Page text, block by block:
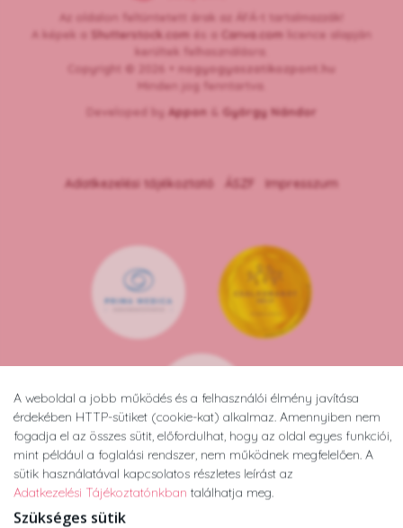
A weboldal a jobb működés és a felhasználói élmény javítása
érdekében HTTP-sütiket (cookie-kat) alkalmaz. Amennyiben nem
fogadja el az összes sütit, előfordulhat, hogy az oldal egyes funkciói,
mint például a foglalási rendszer, nem működnek megfelelően. A
sütik használatával kapcsolatos részletes leírást az
Adatkezelési Tájékoztatónkban találhatja meg.
Szükséges sütik
Az oldalon feltüntetett árak az ÁFÁ-t tartalmazzák!
A képek a
Shutterstock.com és a Canva.com licence alapján
kerültek felhasználásra.
Copyright © 2026 •
nogyogyaszatikozpont.hu
Minden jog fenntartva.
Developed by Appon György Nándor
Adatkezelési tájékoztató ÁSZF Impresszum